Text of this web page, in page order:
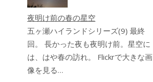
夜明け前の春の星空
五ヶ瀬ハイランドシリーズ(9) 最終
回。 長かった夜も夜明け前。星空に
は、はや春の訪れ。 Flickrで大きな画
像を見る…